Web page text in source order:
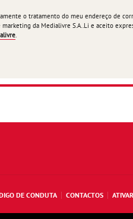
o tratamento do meu endereço de
marketing da Medialivre S.A..Li e aceito
DE CONDUTA CONTACTOS